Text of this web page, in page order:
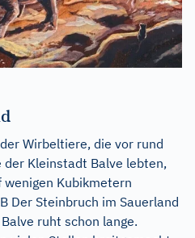
Wirbeltiere, die vor rund
Kleinstadt Balve lebten,
Kubikmetern
Der Steinbruch im Sauerland
ruht schon lange.